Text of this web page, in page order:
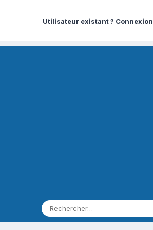
Utilisateur existant ? Connexion